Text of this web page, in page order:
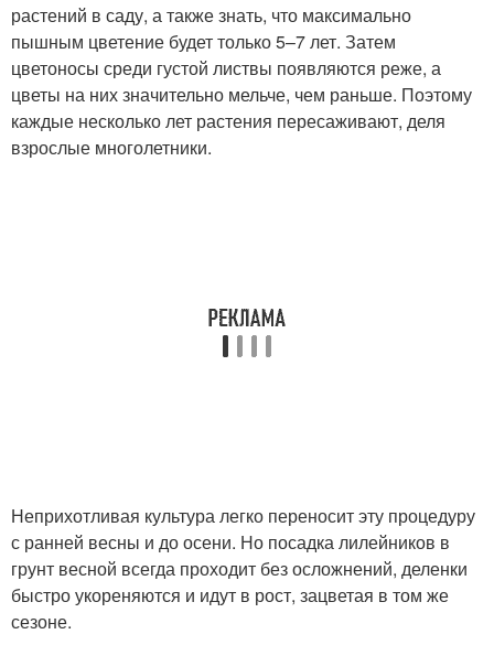
растений в саду, а также знать, что максимально
пышным цветение будет только 5–7 лет. Затем
цветоносы среди густой листвы появляются реже, а
цветы на них значительно мельче, чем раньше. Поэтому
каждые несколько лет растения пересаживают, деля
взрослые многолетники.
Неприхотливая культура легко переносит эту процедуру
с ранней весны и до осени. Но посадка лилейников в
грунт весной всегда проходит без осложнений, деленки
быстро укореняются и идут в рост, зацветая в том же
сезоне.